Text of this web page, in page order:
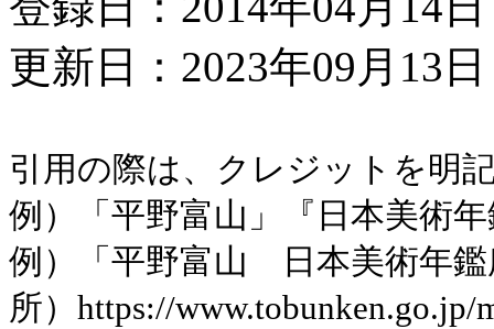
更新日：2023年09月13
引用の際は、クレジットを明
例）「平野富山」『日本美術
例）「平野富山 日本美術年鑑
所）https://